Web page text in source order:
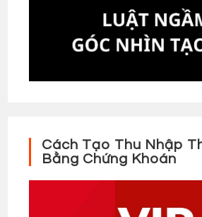
Cách Tạo Thu Nhập
Bằng Chứng Khoán